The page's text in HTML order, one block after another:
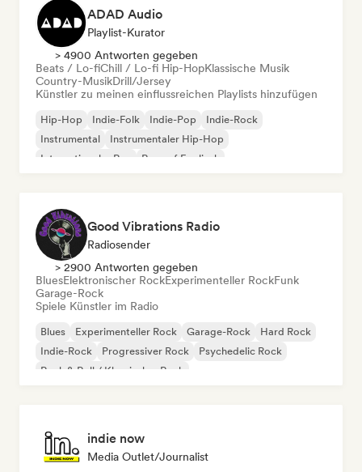
ADAD Audio
Playlist-Kurator
> 4900 Antworten gegeben
Beats / Lo-fiChill / Lo-fi Hip-HopKlassische Musik
Country-MusikDrill/Jersey
Künstler zu meinen einflussreichen Playlists hinzufügen
Hip-Hop Indie-Folk Indie-Pop
Indie-Rock
Instrumental
Instrumentaler Hip-Hop
Internationaler Rap
Rap auf Englisch
Good Vibrations Radio
Radiosender
> 2900 Antworten gegeben
BluesElektronischer RockExperimenteller RockFunk
Garage-Rock
Spiele Künstler im Radio
Blues Experimenteller Rock Garage-Rock
Hard Rock
Indie-Rock
Progressiver Rock
Psychedelic Rock
Rock & Roll / Klassischer Rock
indie now
Media Outlet/Journalist